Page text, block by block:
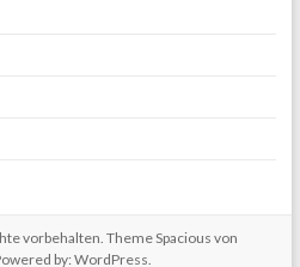
vorbehalten. ThemeSpacious von
by: WordPress.